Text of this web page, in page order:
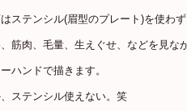
ステンシル(眉型のプレート)を使わ
筋肉、毛量、生えぐせ、などを見な
ハンドで描きます。
ステンシル使えない。笑